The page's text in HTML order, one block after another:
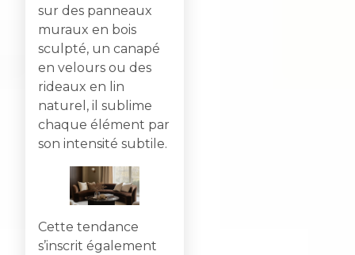
sur des panneaux
muraux en bois
sculpté, un canapé
en velours ou des
rideaux en lin
naturel, il sublime
chaque élément par
son intensité subtile.
Cette tendance
s’inscrit également